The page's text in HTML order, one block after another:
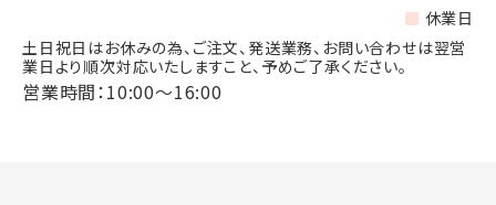
休業日
土日祝日はお休みの為、ご注文、発送業務、お問い合わせは翌営
業日より順次対応いたしますこと、予めご了承ください。
営業時間：10:00～16:00